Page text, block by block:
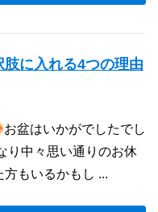
に入れる4つの理由
お盆はいかがでしたでし
り中々思い通りのお休
もいるかもし ...